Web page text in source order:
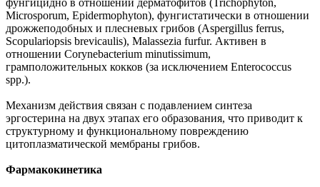
Microsporum, Epidermophyton), фунгистатически в отношении
дрожжеподобных и плесневых грибов (Aspergillus ferrus,
Scopulariopsis brevicaulis), Malassezia furfur. Активен в
отношении Corynebacterium minutissimum,
грамположительных кокков (за исключением Enterococcus
spp.).
Механизм действия связан с подавлением синтеза
эргостерина на двух этапах его образования, что приводит к
структурному и функциональному повреждению
цитоплазматической мембраны грибов.
Фармакокинетика